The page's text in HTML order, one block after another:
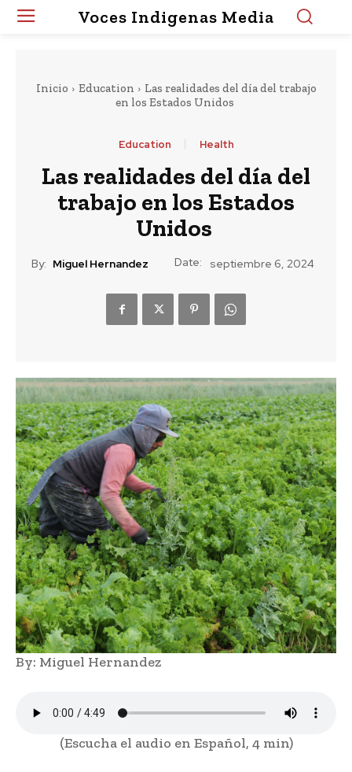
Voces Indigenas Media
Inicio Education
Las realidades del día del trabajo
en los Estados Unidos
Education Health
Las realidades del día del
trabajo en los Estados
Unidos
By: Miguel Hernandez Date: septiembre 6, 2024
By: Miguel Hernandez
(Escucha el audio en Español, 4 min)